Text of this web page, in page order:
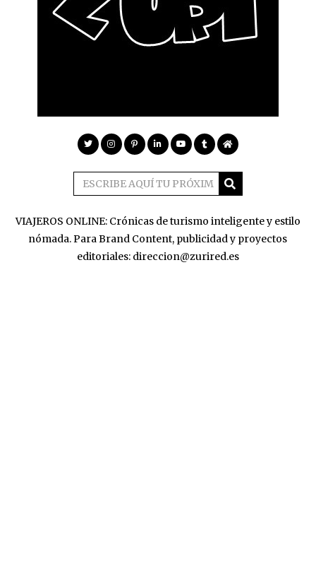
VIAJEROS ONLINE: Crónicas de turismo inteligente y estilo
nómada. Para Brand Content, publicidad y proyectos
editoriales: direccion@zurired.es